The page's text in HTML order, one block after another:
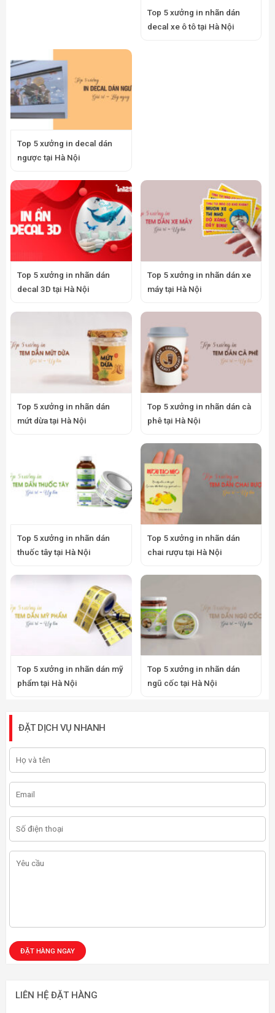
Top 5 xưởng in nhãn dán
decal xe ô tô tại Hà Nội
Top 5 xưởng in decal dán
ngược tại Hà Nội
Top 5 xưởng in nhãn dán
decal 3D tại Hà Nội
Top 5 xưởng in nhãn dán xe
máy tại Hà Nội
Top 5 xưởng in nhãn dán
mứt dừa tại Hà Nội
Top 5 xưởng in nhãn dán cà
phê tại Hà Nội
Top 5 xưởng in nhãn dán
thuốc tây tại Hà Nội
Top 5 xưởng in nhãn dán
chai rượu tại Hà Nội
Top 5 xưởng in nhãn dán mỹ
phẩm tại Hà Nội
Top 5 xưởng in nhãn dán
ngũ cốc tại Hà Nội
ĐẶT DỊCH VỤ NHANH
LIÊN HỆ ĐẶT HÀNG